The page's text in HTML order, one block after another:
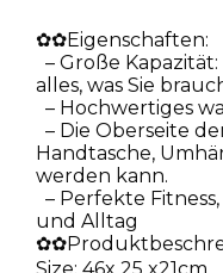
✿✿Eigenschaften:
– Große
alles, was Sie
– Hochwertiges
– Die Oberseite
Handtasche,
werden kann.
– Perfekte
und Alltag